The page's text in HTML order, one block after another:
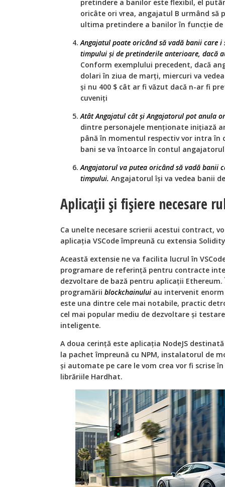
pretindere a banilor este flexibil, el
oricâte ori vrea, angajatul B urmând să
ultima pretindere a banilor în funcție
Angajatul poate oricând să vadă banii care
timpului și de pretinderile anterioare, dacă
Conform exemplului precedent, dacă
dolari în ziua de marți, miercuri va
și nu 400 $ cât ar fi văzut dacă n-ar fi
cuveniți
Atât Angajatul cât și Angajatorul pot anula
dintre personajele menționate inițiază
până în momentul respectiv vor intra
bani se va întoarce în contul
Angajatorul va putea oricând să vadă banii
timpului. Angajatorul își va vedea banii
Aplicații și fișiere necesare
Ca unelte necesare scrierii acestui contract,
aplicația VSCode împreună cu extensia
Această extensie ne va facilita lucrul în
programare de referință pentru contracte
dezvoltare de bază pentru aplicații
programării blockchainului au intervenit
este una dintre cele mai notabile, practic
cel mai popular mediu de dezvoltare și
inteligente.
A doua cerință este aplicația NodeJS
la pachet împreună cu NPM, instalatorul de
și automate pe care le vom crea vor fi scrise
librăriile Hardhat.